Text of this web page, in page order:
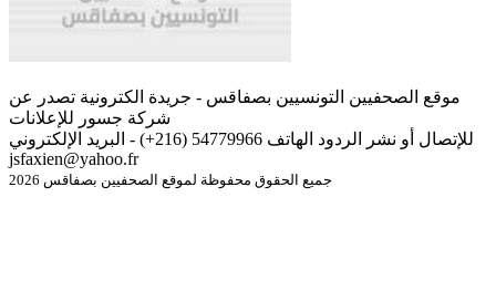
موقع الصحفيين التونسيين بصفاقس - جريدة الكترونية تصدر عن
شركة جسور للإعلانات
للإتصال أو نشر الردود الهاتف 54779966 (216+) - البريد الإلكتروني
jsfaxien@yahoo.fr
جميع الحقوق محفوظة لموقع الصحفيين بصفاقس 2026